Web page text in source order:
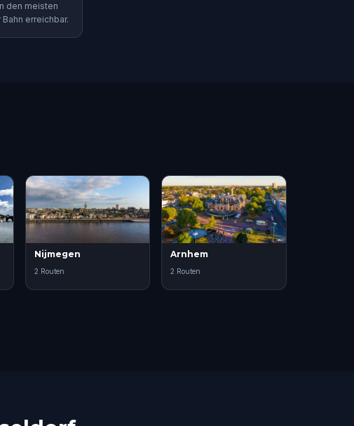
den meisten
erreichbar.
Nijmegen
2 Routen
Arnhem
2 Routen